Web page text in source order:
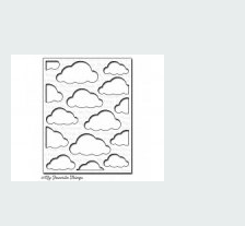
Aanbiedingen
Andere
Boeken en magazines
Verzend - en verpakkingsk
Mijn account